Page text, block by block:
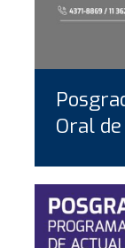
Oral de